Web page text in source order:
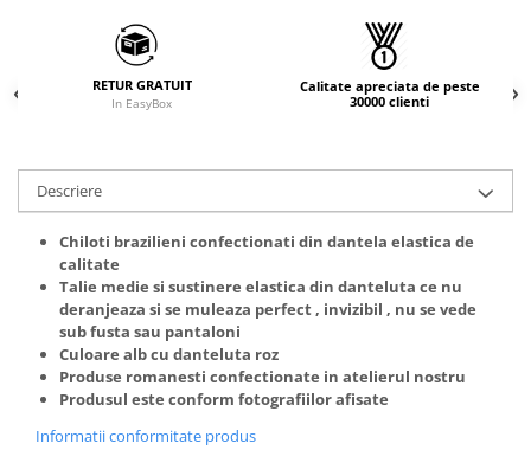
RETUR GRATUIT
In EasyBox
Calitate apreciata de peste
30000 clienti
Descriere
Chiloti brazilieni confectionati din dantela elastica de
calitate
Talie medie si sustinere elastica din danteluta ce nu
deranjeaza si se muleaza perfect , invizibil , nu se vede
sub fusta sau pantaloni
Culoare alb cu danteluta roz
Produse romanesti confectionate in atelierul nostru
Produsul este conform fotografiilor afisate
Informatii conformitate produs